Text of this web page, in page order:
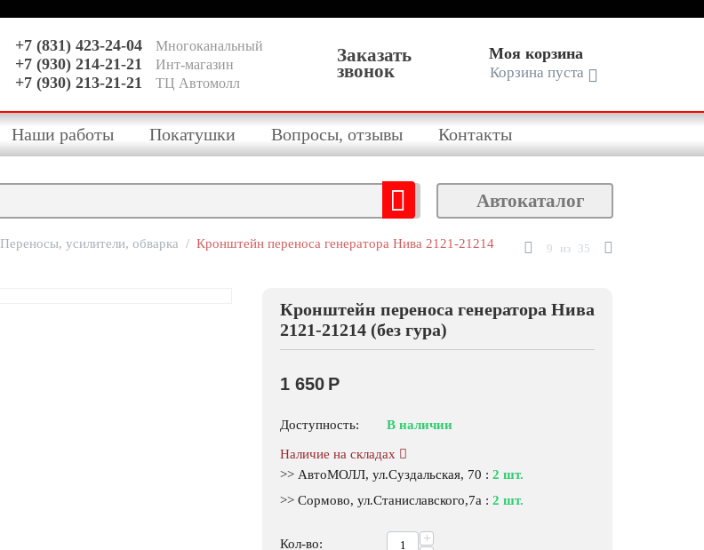
+7 (831) 423-24-04 Многоканальный
+7 (930) 214-21-21 Инт-магазин
+7 (930) 213-21-21 ТЦ Автомолл
Заказать
звонок
Моя корзина
Корзина пуста
Наши работы Покатушки Вопросы, отзывы Контакты
Автокаталог
Переносы, усилители, обварка / Кронштейн переноса генератора Нива 2121-21214
9 из 35
Кронштейн переноса генератора Нива
2121-21214 (без гура)
1 650 Р
Доступность: В наличии
Наличие на складах
>> АвтоМОЛЛ, ул.Суздальская, 70 :2 шт.
>> Сормово, ул.Станиславского,7а :2 шт.
Кол-во:
+